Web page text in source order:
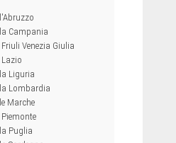
Campania
Venezia Giulia
Liguria
Lombardia
Marche
Puglia